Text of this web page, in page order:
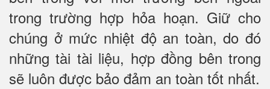
trong trường hợp hỏa hoạn. Giữ cho
chúng ở mức nhiệt độ an toàn, do đó
những tài tài liệu, hợp đồng bên trong
sẽ luôn được bảo đảm an toàn tốt nhất.